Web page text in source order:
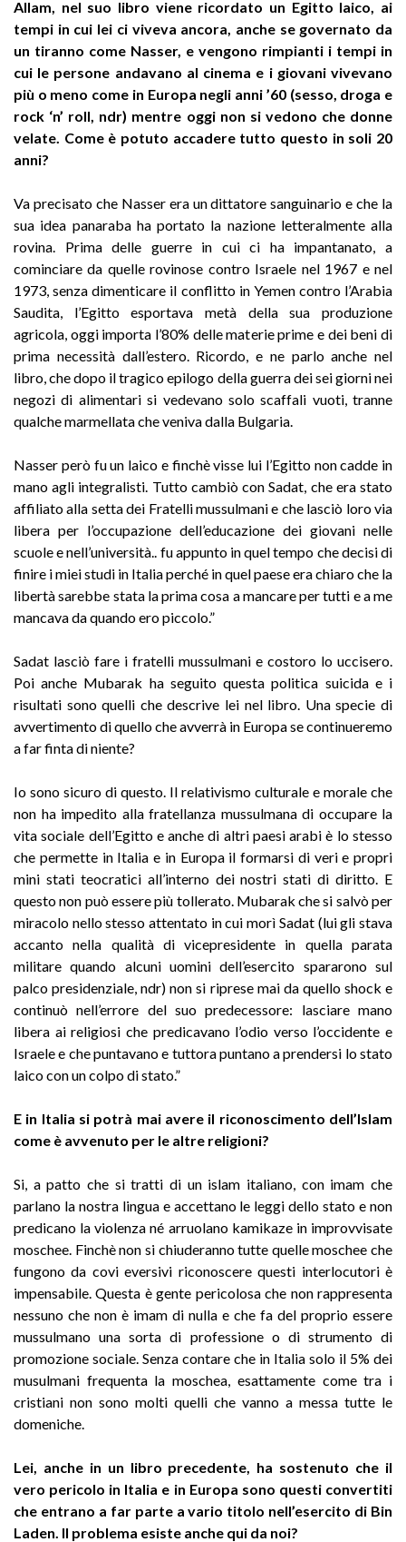
Allam, nel suo libro viene ricordato un Egitto laico, ai
tempi in cui lei ci viveva ancora, anche se governato da
un tiranno come Nasser, e vengono rimpianti i tempi in
cui le persone andavano al cinema e i giovani vivevano
più o meno come in Europa negli anni ’60 (sesso, droga e
rock ‘n’ roll, ndr) mentre oggi non si vedono che donne
velate. Come è potuto accadere tutto questo in soli 20
anni?
Va precisato che Nasser era un dittatore sanguinario e che la
sua idea panaraba ha portato la nazione letteralmente alla
rovina. Prima delle guerre in cui ci ha impantanato, a
cominciare da quelle rovinose contro Israele nel 1967 e nel
1973, senza dimenticare il conflitto in Yemen contro l’Arabia
Saudita, l’Egitto esportava metà della sua produzione
agricola, oggi importa l’80% delle materie prime e dei beni di
prima necessità dall’estero. Ricordo, e ne parlo anche nel
libro, che dopo il tragico epilogo della guerra dei sei giorni nei
negozi di alimentari si vedevano solo scaffali vuoti, tranne
qualche marmellata che veniva dalla Bulgaria.
Nasser però fu un laico e finchè visse lui l’Egitto non cadde in
mano agli integralisti. Tutto cambiò con Sadat, che era stato
affiliato alla setta dei Fratelli mussulmani e che lasciò loro via
libera per l’occupazione dell’educazione dei giovani nelle
scuole e nell’università.. fu appunto in quel tempo che decisi di
finire i miei studi in Italia perché in quel paese era chiaro che la
libertà sarebbe stata la prima cosa a mancare per tutti e a me
mancava da quando ero piccolo.”
Sadat lasciò fare i fratelli mussulmani e costoro lo uccisero.
Poi anche Mubarak ha seguito questa politica suicida e i
risultati sono quelli che descrive lei nel libro. Una specie di
avvertimento di quello che avverrà in Europa se continueremo
a far finta di niente?
Io sono sicuro di questo. Il relativismo culturale e morale che
non ha impedito alla fratellanza mussulmana di occupare la
vita sociale dell’Egitto e anche di altri paesi arabi è lo stesso
che permette in Italia e in Europa il formarsi di veri e propri
mini stati teocratici all’interno dei nostri stati di diritto. E
questo non può essere più tollerato. Mubarak che si salvò per
miracolo nello stesso attentato in cui morì Sadat (lui gli stava
accanto nella qualità di vicepresidente in quella parata
militare quando alcuni uomini dell’esercito spararono sul
palco presidenziale, ndr) non si riprese mai da quello shock e
continuò nell’errore del suo predecessore: lasciare mano
libera ai religiosi che predicavano l’odio verso l’occidente e
Israele e che puntavano e tuttora puntano a prendersi lo stato
laico con un colpo di stato.”
E in Italia si potrà mai avere il riconoscimento dell’Islam
come è avvenuto per le altre religioni?
Si, a patto che si tratti di un islam italiano, con imam che
parlano la nostra lingua e accettano le leggi dello stato e non
predicano la violenza né arruolano kamikaze in improvvisate
moschee. Finchè non si chiuderanno tutte quelle moschee che
fungono da covi eversivi riconoscere questi interlocutori è
impensabile. Questa è gente pericolosa che non rappresenta
nessuno che non è imam di nulla e che fa del proprio essere
mussulmano una sorta di professione o di strumento di
promozione sociale. Senza contare che in Italia solo il 5% dei
musulmani frequenta la moschea, esattamente come tra i
cristiani non sono molti quelli che vanno a messa tutte le
domeniche.
Lei, anche in un libro precedente, ha sostenuto che il
vero pericolo in Italia e in Europa sono questi convertiti
che entrano a far parte a vario titolo nell’esercito di Bin
Laden. Il problema esiste anche qui da noi?